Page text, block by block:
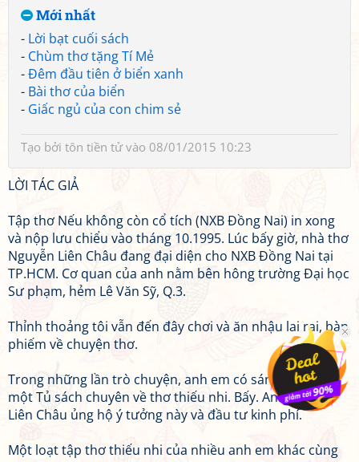
Mới nhất
- Lời bạt cuối sách
- Chùm thơ tặng Tí Mẻ
-Đêm đầu tiên ở biển xanh
- Bài thơ của biển
- Giấc ngủ của con chim sẻ
Tạo bởi tôn tiền tửvào 08/01/2015 10:23
LỜI TÁC GIẢ
Tập thơ Nếu không còn cổ tích (NXB Đồng Nai) in xong
và nộp lưu chiểu vào tháng 10.1995. Lúc bấy giờ, nhà thơ
Nguyễn Liên Châu đang đại diện cho NXB Đồng Nai tại
TP.HCM. Cơ quan của anh nằm bên hông trường Đại học
Sư phạm, hẻm Lê Văn Sỹ, Q.3.
Thỉnh thoảng tôi vẫn đến đây chơi và ăn nhậu lai rai, bàn
phiếm về chuyện thơ.
Trong những lần trò chuyện, anh em có sáng kiến làm
một Tủ sách chuyên về thơ thiếu nhi. Bấy. Anh Nguyễn
Liên Châu ủng hộ ý tưởng này và đầu tư kinh phí.
Một loạt tập thơ thiếu nhi của nhiều anh em khác cùng